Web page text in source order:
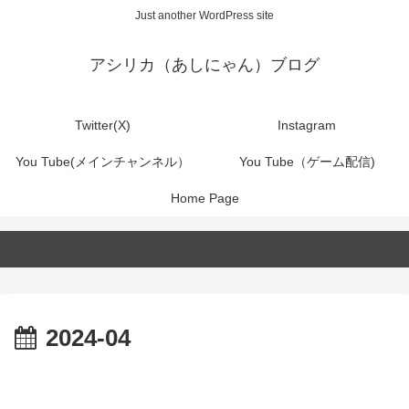
Just another WordPress site
アシリカ（あしにゃん）ブログ
Twitter(X) Instagram
You Tube(メインチャンネル） You Tube（ゲーム配信)
Home Page
2024-04